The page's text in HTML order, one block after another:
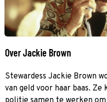
Over Jackie Brown
Stewardess Jackie Brown
van geld voor haar baas.